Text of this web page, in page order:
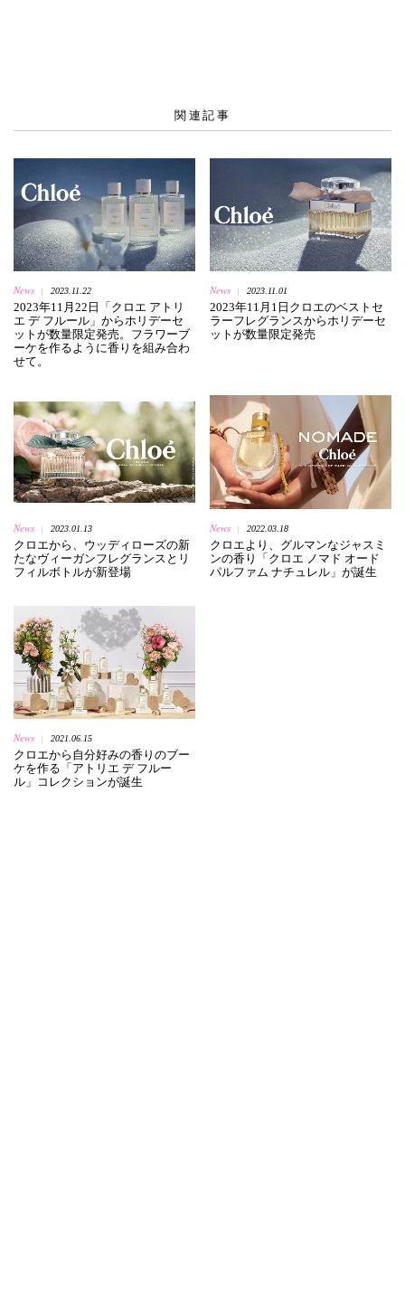
関連記事
News 2023.11.22
2023年11月22日「クロエ アトリ
エ デ フルール」からホリデーセ
ットが数量限定発売。フラワーブ
ーケを作るように香りを組み合わ
せて。
News 2023.11.01
2023年11月1日クロエのベストセ
ラーフレグランスからホリデーセ
ットが数量限定発売
News 2023.01.13
クロエから、ウッディローズの新
たなヴィーガンフレグランスとリ
フィルボトルが新登場
News 2022.03.18
クロエより、グルマンなジャスミ
ンの香り「クロエ ノマド オード
パルファム ナチュレル」が誕生
News 2021.06.15
クロエから自分好みの香りのブー
ケを作る「アトリエ デ フルー
ル」コレクションが誕生